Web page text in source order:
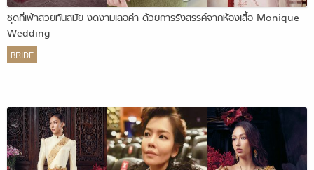
ชุดกี่เพ้าสวยทันสมัย งดงามเลอค่า ด้วยการรังสรรค์จากห้องเสื้อ Monique
Wedding
BRIDE